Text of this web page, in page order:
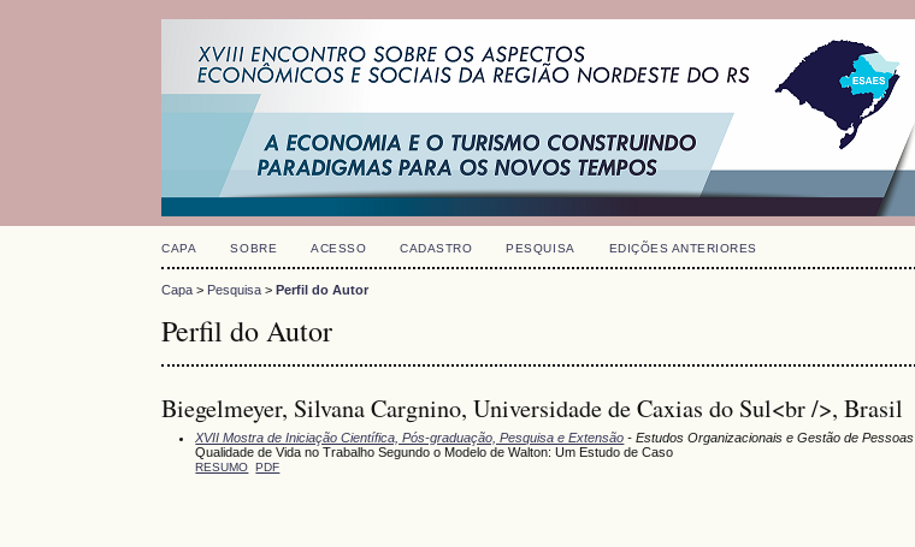
CAPA SOBRE ACESSO CADASTRO PESQUISA EDIÇÕES ANTERIORES
Capa > Pesquisa >Perfil do Autor
Perfil do Autor
Biegelmeyer, Silvana Cargnino, Universidade de Caxias do Sul<br />, Brasil
XVII Mostra de Iniciação Científica, Pós-graduação, Pesquisa e Extensão - Estudos Organizacionais e Gestão de Pessoas
Qualidade de Vida no Trabalho Segundo o Modelo de Walton: Um Estudo de Caso
RESUMO PDF